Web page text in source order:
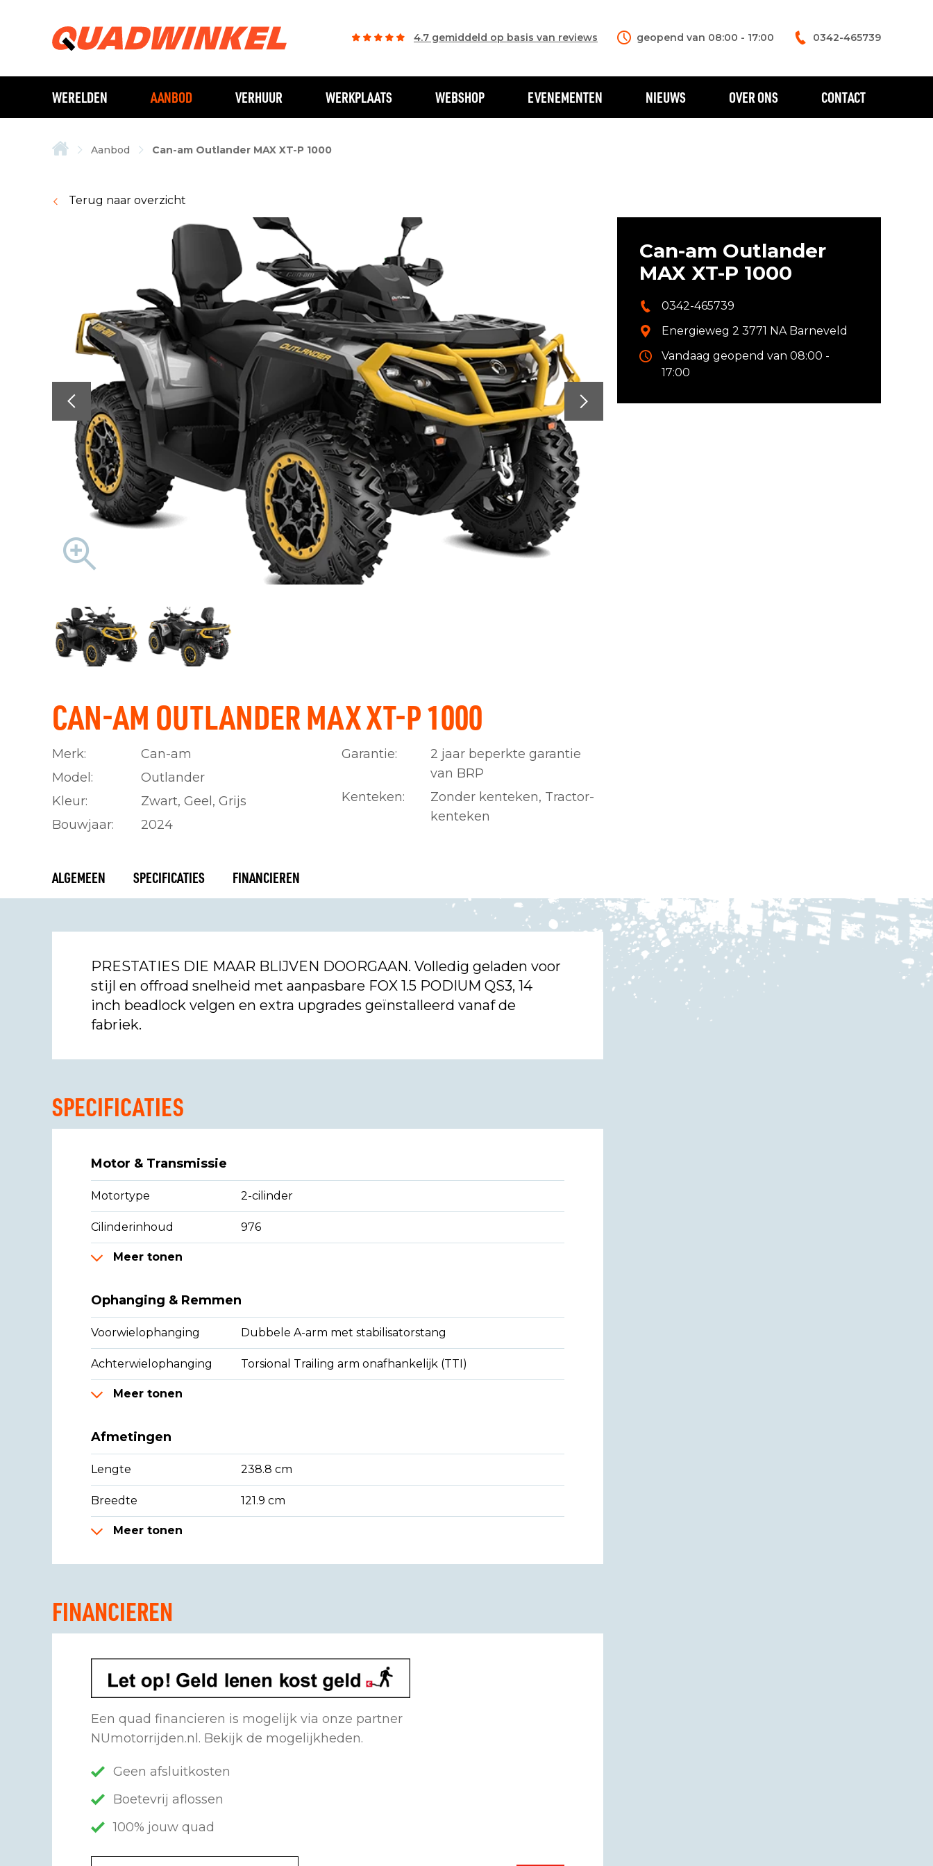
WERELDEN AANBOD VERHUUR WERKPLAATS WEBSHOP EVENEMENTEN NIEUWS OVER ONS CONTACT
4.7 gemiddeld op basis van reviews geopend van 08:00 - 17:00 0342-465739
Aanbod Can-am Outlander MAX XT-P 1000
Terug naar overzicht
CAN-AM OUTLANDER MAX XT-P 1000
Merk:
Can-am
Model:
Outlander
Kleur:
Zwart, Geel, Grijs
Bouwjaar:
2024
Garantie:
2 jaar beperkte garantie
van BRP
Kenteken:
Zonder kenteken, Tractor-
kenteken
ALGEMEEN SPECIFICATIES FINANCIEREN
PRESTATIES DIE MAAR BLIJVEN DOORGAAN. Volledig geladen voor
stijl en offroad snelheid met aanpasbare FOX 1.5 PODIUM QS3, 14
inch beadlock velgen en extra upgrades geïnstalleerd vanaf de
fabriek.
SPECIFICATIES
Motor & Transmissie
Motortype 2-cilinder
Cilinderinhoud 976
Meer tonen
Ophanging & Remmen
Voorwielophanging Dubbele A-arm met stabilisatorstang
Achterwielophanging Torsional Trailing arm onafhankelijk (TTI)
Meer tonen
Afmetingen
Lengte 238.8 cm
Breedte 121.9 cm
Meer tonen
FINANCIEREN
Een quad financieren is mogelijk via onze partner
NUmotorrijden.nl. Bekijk de mogelijkheden.
Geen afsluitkosten
Boetevrij aflossen
100% jouw quad
Can-am Outlander
MAX XT-P 1000
0342-465739
Energieweg 2 3771 NA Barneveld
Vandaag geopend van 08:00 -
17:00